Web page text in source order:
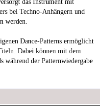
bei Techno-Anhängern und
werden.
Dance-Patterns ermöglicht
Dabei können mit dem
während der Patternwiedergabe